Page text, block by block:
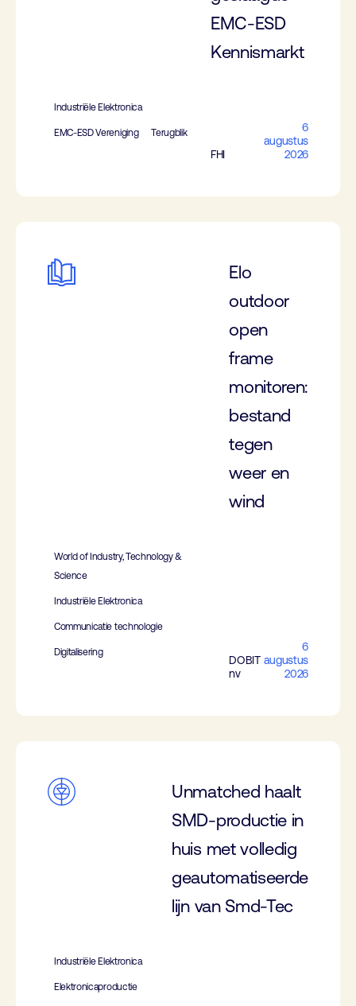
EMC-ESD
Kennismarkt
Industriële Elektronica
EMC-ESD Vereniging Terugblik
FHI
6
augustus
2026
Elo
outdoor
open
frame
monitoren:
bestand
tegen
weer en
wind
World of Industry, Technology &
Science
Industriële Elektronica
Communicatie technologie
Digitalisering
DOBIT
nv
6
augustus
2026
Unmatched haalt
SMD-productie in
huis met volledig
geautomatiseerde
lijn van Smd-Tec
Industriële Elektronica
Elektronicaproductie